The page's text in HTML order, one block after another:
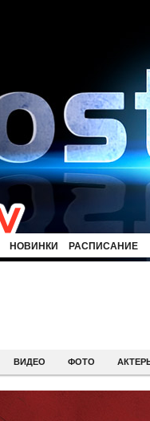
НОВИНКИ РАСПИСАНИЕ
ВИДЕО ФОТО